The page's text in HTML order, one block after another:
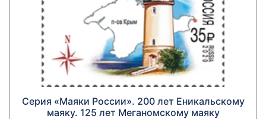
Серия «Маяки России». 200 лет Еникальскому
маяку. 125 лет Меганомскому маяку